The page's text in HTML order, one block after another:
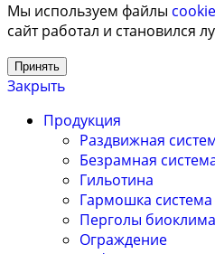
Мы используем файлы cookie
сайт работал и становился
Принять
Закрыть
Продукция
Раздвижная
Безрамная
Гильотина
Гармошка система
Перголы
Ограждение